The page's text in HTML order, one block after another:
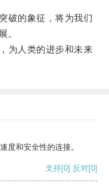
的象征，将为我们
。
人类的进步和未来
度和安全性的连接。
支持[0] 反对[0]